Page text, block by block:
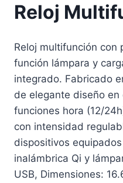
Reloj
Reloj multifunción con
función lámpara y
integrado. Fabricado
de elegante diseño en
funciones hora (12/
con intensidad
dispositivos
inalámbrica Qi y
USB, Dimensiones: